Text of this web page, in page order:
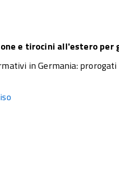
e tirocini all'estero
in Germania: